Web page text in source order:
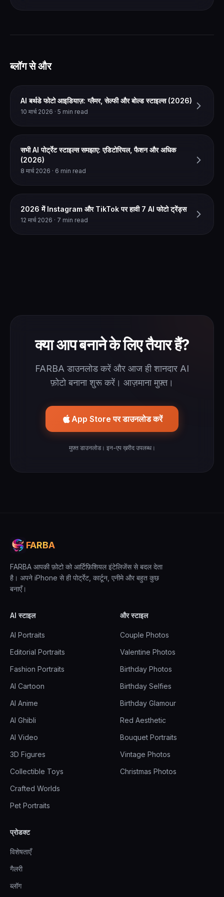
ब्लॉग से और
AI बर्थडे फोटो आइडियाज़: ग्लैमर, सेल्फी और बोल्ड स्टाइल्स (2026)
10 मार्च 2026 · 5 min read
सभी AI पोर्ट्रेट स्टाइल्स समझाए: एडिटोरियल, फैशन और अधिक
(2026)
8 मार्च 2026 · 6 min read
2026 में Instagram और TikTok पर हावी 7 AI फोटो ट्रेंड्स
12 मार्च 2026 · 7 min read
क्या आप बनाने के लिए तैयार हैं?
FARBA डाउनलोड करें और आज ही शानदार AI
फ़ोटो बनाना शुरू करें। आज़माना मुफ़्त।
App Store पर डाउनलोड करें
मुफ़्त डाउनलोड। इन-एप ख़रीद उपलब्ध।
FARBA
FARBA आपकी फ़ोटो को आर्टिफ़िशियल इंटेलिजेंस से बदल देता
है। अपने iPhone से ही पोर्ट्रेट, कार्टून, एनीमे और बहुत कुछ
बनाएँ।
AI स्टाइल
AI Portraits
Editorial Portraits
Fashion Portraits
AI Cartoon
AI Anime
AI Ghibli
AI Video
3D Figures
Collectible Toys
Crafted Worlds
Pet Portraits
और स्टाइल
Couple Photos
Valentine Photos
Birthday Photos
Birthday Selfies
Birthday Glamour
Red Aesthetic
Bouquet Portraits
Vintage Photos
Christmas Photos
प्रोडक्ट
विशेषताएँ
गैलरी
ब्लॉग